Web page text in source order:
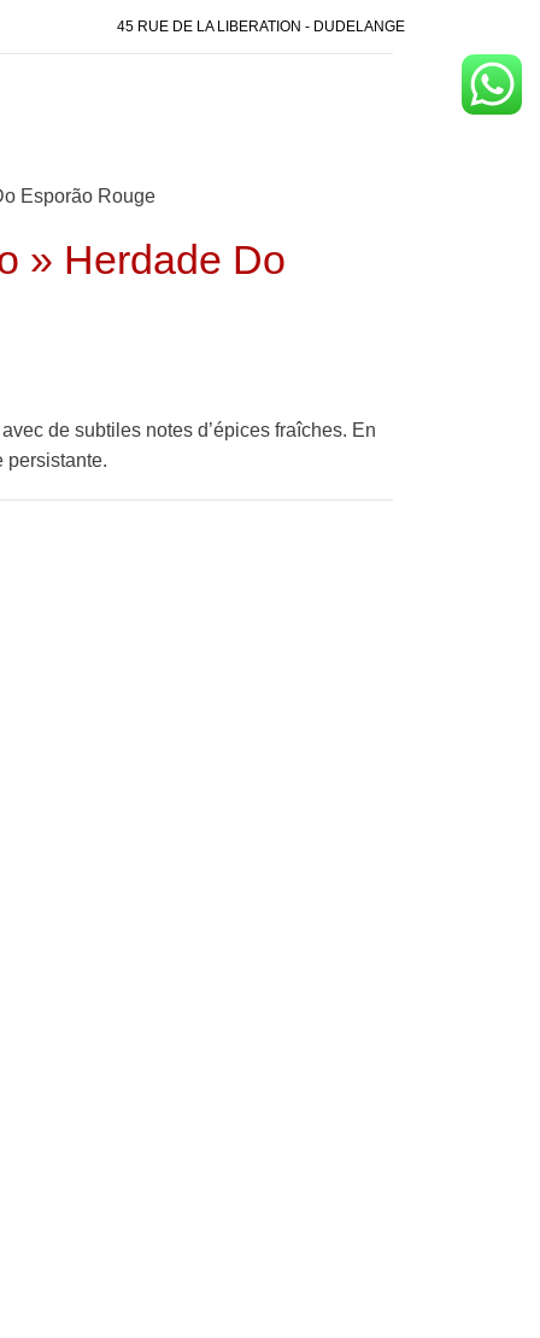
45 RUE DE LA LIBERATION - DUDELANGE
Esporão Rouge
» Herdade Do
de subtiles notes d’épices fraîches. En
persistante.